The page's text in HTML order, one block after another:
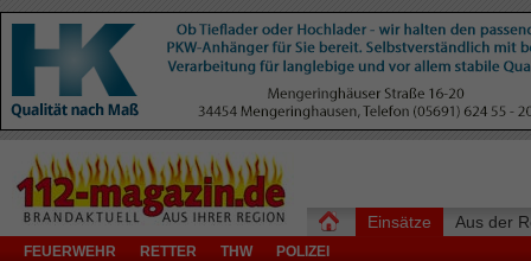
Einsätze
FEUERWEHR RETTER THW POLIZEI
Aus der